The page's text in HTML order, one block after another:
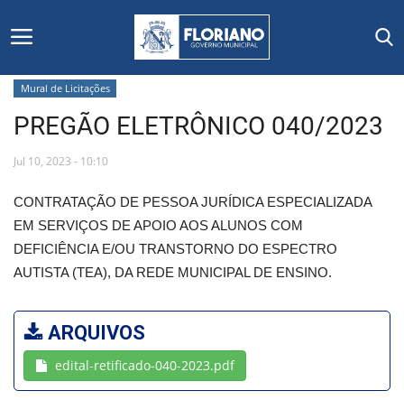
Início
Editais
Mural de Licitações
Notícias
Mural de Licitações
PREGÃO ELETRÔNICO 040/2023
Jul 10, 2023 - 10:10
CONTRATAÇÃO DE PESSOA JURÍDICA ESPECIALIZADA
EM SERVIÇOS DE APOIO AOS ALUNOS COM
DEFICIÊNCIA E/OU TRANSTORNO DO ESPECTRO
AUTISTA (TEA), DA REDE MUNICIPAL DE ENSINO.
ARQUIVOS
edital-retificado-040-2023.pdf